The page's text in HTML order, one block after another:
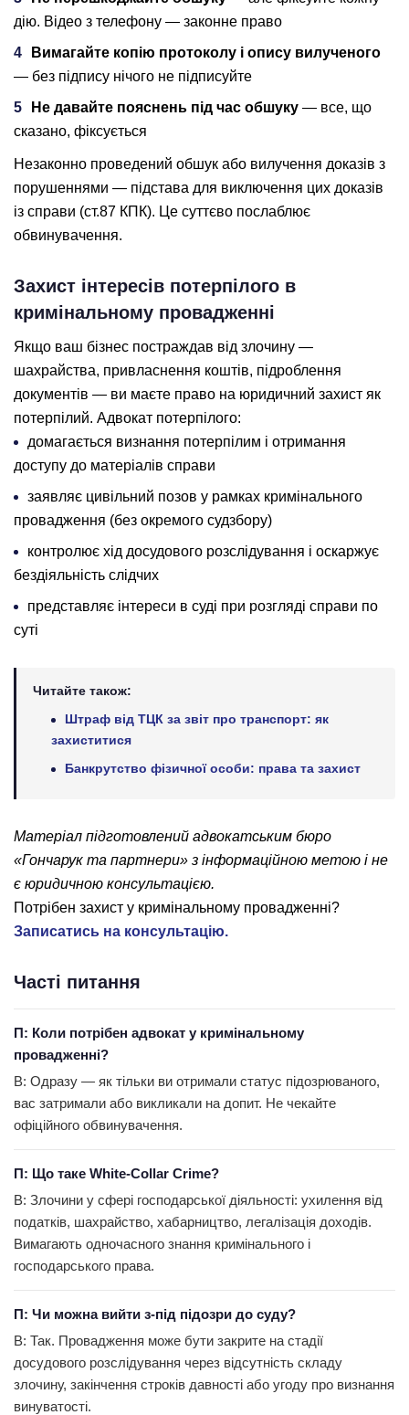
дію. Відео з телефону — законне право
Вимагайте копію протоколу і опису вилученого
— без підпису нічого не підписуйте
Не давайте пояснень під час обшуку — все, що
сказано, фіксується
Незаконно проведений обшук або вилучення доказів з
порушеннями — підстава для виключення цих доказів
із справи (ст.87 КПК). Це суттєво послаблює
обвинувачення.
Захист інтересів потерпілого в
кримінальному провадженні
Якщо ваш бізнес постраждав від злочину —
шахрайства, привласнення коштів, підроблення
документів — ви маєте право на юридичний захист як
потерпілий. Адвокат потерпілого:
домагається визнання потерпілим і отримання
доступу до матеріалів справи
заявляє цивільний позов у рамках кримінального
провадження (без окремого судзбору)
контролює хід досудового розслідування і оскаржує
бездіяльність слідчих
представляє інтереси в суді при розгляді справи по
суті
Читайте також:
Штраф від ТЦК за звіт про транспорт: як
захиститися
Банкрутство фізичної особи: права та захист
Матеріал підготовлений адвокатським бюро
«Гончарук та партнери» з інформаційною метою і не
є юридичною консультацією.
Потрібен захист у кримінальному провадженні?
Записатись на консультацію.
Часті питання
П: Коли потрібен адвокат у кримінальному
провадженні?
В: Одразу — як тільки ви отримали статус підозрюваного,
вас затримали або викликали на допит. Не чекайте
офіційного обвинувачення.
П: Що таке White-Collar Crime?
В: Злочини у сфері господарської діяльності: ухилення від
податків, шахрайство, хабарництво, легалізація доходів.
Вимагають одночасного знання кримінального і
господарського права.
П: Чи можна вийти з-під підозри до суду?
В: Так. Провадження може бути закрите на стадії
досудового розслідування через відсутність складу
злочину, закінчення строків давності або угоду про визнання
винуватості.